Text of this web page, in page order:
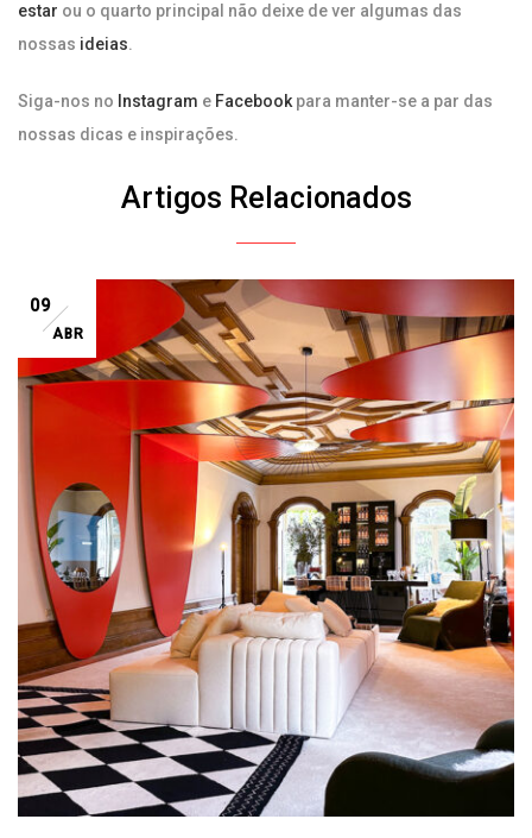
estar ou o quarto principal não deixe de ver algumas das
nossas ideias.
Siga-nos no Instagram e Facebookpara manter-se a par das
nossas dicas e inspirações.
Artigos Relacionados
09
ABR